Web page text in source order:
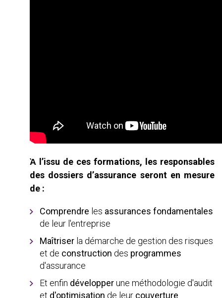
Ὰ l’issu de ces formations, les responsables
des dossiers d’assurance seront en mesure
de :
Comprendre les assurances fondamentales
de leur l'entreprise
Maîtriser la démarche de gestion des risques
et de construction des programmes
d'assurance
Et enfin développerune méthodologie d'audit
et d'optimisation de leur couverture